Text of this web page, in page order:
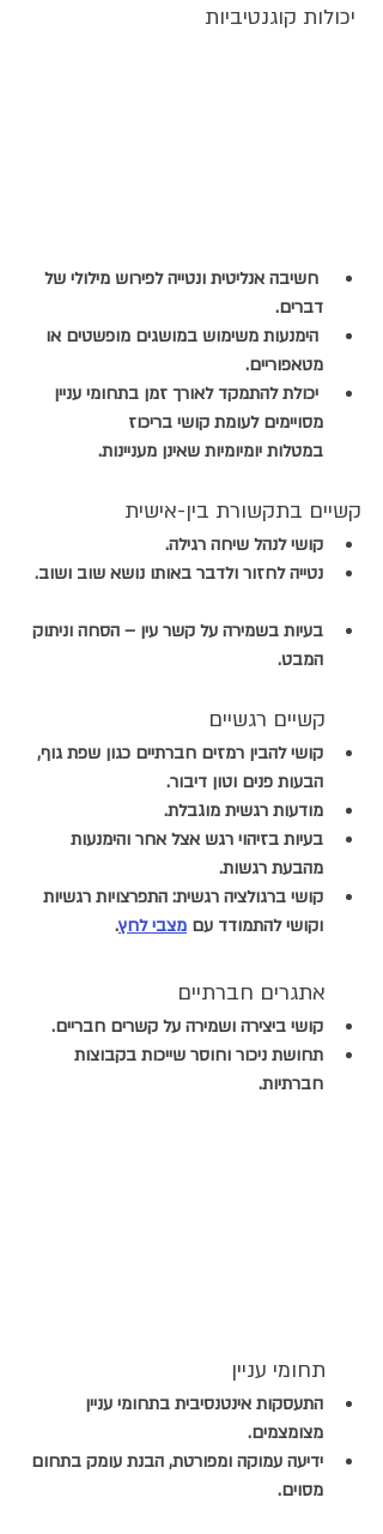
יכולות קוגנטיביות
חשיבה אנליטית ונטייה לפירוש מילולי של
דברים.
הימנעות משימוש במושגים מופשטים או
מטאפוריים.
יכולת להתמקד לאורך זמן בתחומי עניין
מסויימים לעומת קושי בריכוז
במטלות יומיומיות שאינן מעניינות.
קשיים בתקשורת בין-אישית
קושי לנהל שיחה רגילה.
נטייה לחזור ולדבר באותו נושא שוב ושוב.
בעיות בשמירה על קשר עין – הסחה וניתוק
המבט.
קשיים רגשיים
קושי להבין רמזים חברתיים כגון שפת גוף,
הבעות פנים וטון דיבור.
מודעות רגשית מוגבלת.
בעיות בזיהוי רגש אצל אחר והימנעות
מהבעת רגשות.
קושי ברגולציה רגשית: התפרצויות רגשיות
וקושי להתמודד עם מצבי לחץ.
קושי ביצירה ושמירה על קשרים חבריים.
תחושת ניכור וחוסר שייכות בקבוצות
חברתיות.
תחומי עניין
התעסקות אינטנסיבית בתחומי עניין
מצומצמים.
ידיעה עמוקה ומפורטת, הבנת עומק בתחום
מסוים.